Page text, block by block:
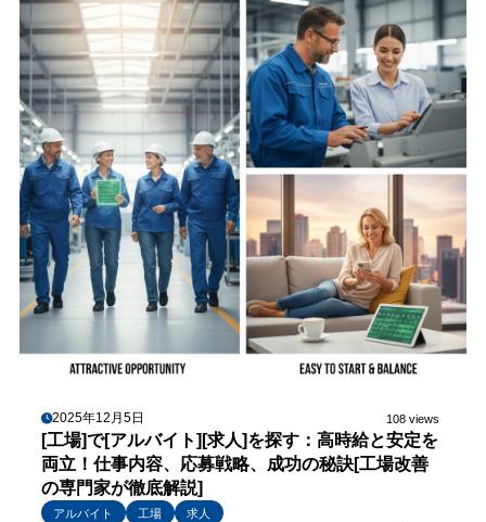
2025年12月5日 108 views
[工場]で[アルバイト][求人]を探す：高時給と安定を
両立！仕事内容、応募戦略、成功の秘訣[工場改善
の専門家が徹底解説]
アルバイト 工場
求人